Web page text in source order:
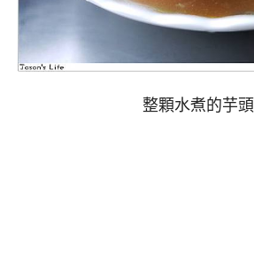
整顆水煮的芋頭